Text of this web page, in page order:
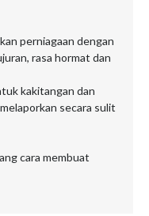
perniagaan dengan
rasa hormat dan
kakitangan dan
secara sulit
cara membuat